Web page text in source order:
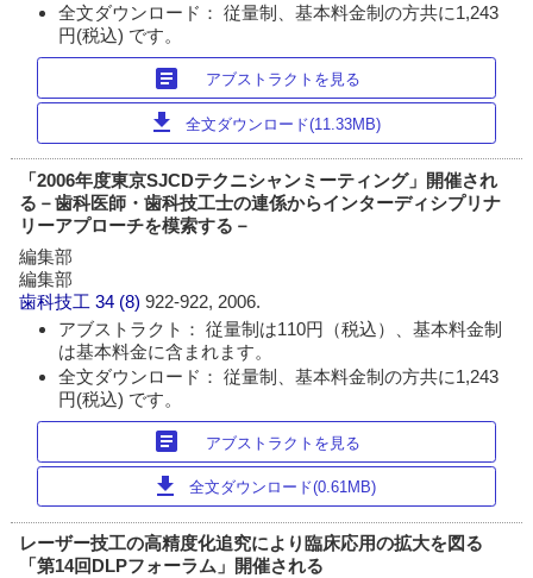
全文ダウンロード： 従量制、基本料金制の方共に1,243
円(税込) です。
article アブストラクトを見る
download 全文ダウンロード(11.33MB)
「2006年度東京SJCDテクニシャンミーティング」開催され
る－歯科医師・歯科技工士の連係からインターディシプリナ
リーアプローチを模索する－
編集部
編集部
歯科技工 34 (8)922-922, 2006.
アブストラクト： 従量制は110円（税込）、基本料金制
は基本料金に含まれます。
全文ダウンロード： 従量制、基本料金制の方共に1,243
円(税込) です。
article アブストラクトを見る
download 全文ダウンロード(0.61MB)
レーザー技工の高精度化追究により臨床応用の拡大を図る
「第14回DLPフォーラム」開催される